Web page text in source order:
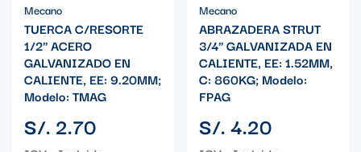
Mecano
TUERCA C/RESORTE
1/2" ACERO
GALVANIZADO EN
CALIENTE, EE: 9.20MM;
Modelo: TMAG
Precio
regular
S/. 2.70
Mecano
ABRAZADERA STRUT
3/4" GALVANIZADA EN
CALIENTE, EE: 1.52MM,
C: 860KG; Modelo:
FPAG
Precio
regular
S/. 4.20